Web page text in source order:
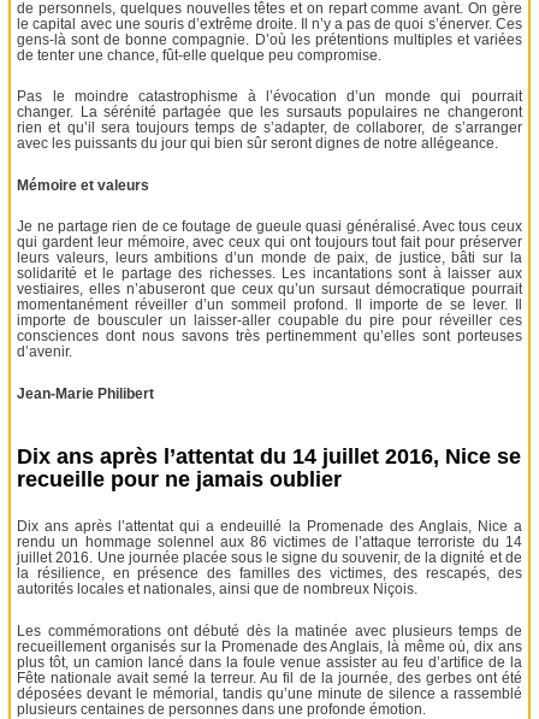
de personnels, quelques nouvelles têtes et on repart comme avant. On gère
le capital avec une souris d’extrême droite. Il n’y a pas de quoi s’énerver. Ces
gens-là sont de bonne compagnie. D’où les prétentions multiples et variées
de tenter une chance, fût-elle quelque peu compromise.
Pas le moindre catastrophisme à l’évocation d’un monde qui pourrait
changer. La sérénité partagée que les sursauts populaires ne changeront
rien et qu’il sera toujours temps de s’adapter, de collaborer, de s’arranger
avec les puissants du jour qui bien sûr seront dignes de notre allégeance.
Mémoire et valeurs
Je ne partage rien de ce foutage de gueule quasi généralisé. Avec tous ceux
qui gardent leur mémoire, avec ceux qui ont toujours tout fait pour préserver
leurs valeurs, leurs ambitions d’un monde de paix, de justice, bâti sur la
solidarité et le partage des richesses. Les incantations sont à laisser aux
vestiaires, elles n’abuseront que ceux qu’un sursaut démocratique pourrait
momentanément réveiller d’un sommeil profond. Il importe de se lever. Il
importe de bousculer un laisser-aller coupable du pire pour réveiller ces
consciences dont nous savons très pertinemment qu’elles sont porteuses
d’avenir.
Jean-Marie Philibert
Dix ans après l’attentat du 14 juillet 2016, Nice se
recueille pour ne jamais oublier
Dix ans après l’attentat qui a endeuillé la Promenade des Anglais, Nice a
rendu un hommage solennel aux 86 victimes de l’attaque terroriste du 14
juillet 2016. Une journée placée sous le signe du souvenir, de la dignité et de
la résilience, en présence des familles des victimes, des rescapés, des
autorités locales et nationales, ainsi que de nombreux Niçois.
Les commémorations ont débuté dès la matinée avec plusieurs temps de
recueillement organisés sur la Promenade des Anglais, là même où, dix ans
plus tôt, un camion lancé dans la foule venue assister au feu d’artifice de la
Fête nationale avait semé la terreur. Au fil de la journée, des gerbes ont été
déposées devant le mémorial, tandis qu’une minute de silence a rassemblé
plusieurs centaines de personnes dans une profonde émotion.